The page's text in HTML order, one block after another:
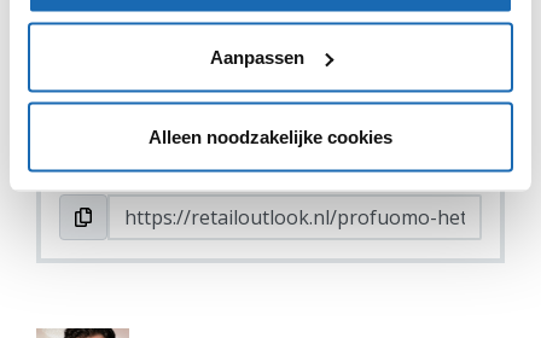
Aanpassen
Alleen noodzakelijke cookies
DEEL DIT IN JOUW NETWERK